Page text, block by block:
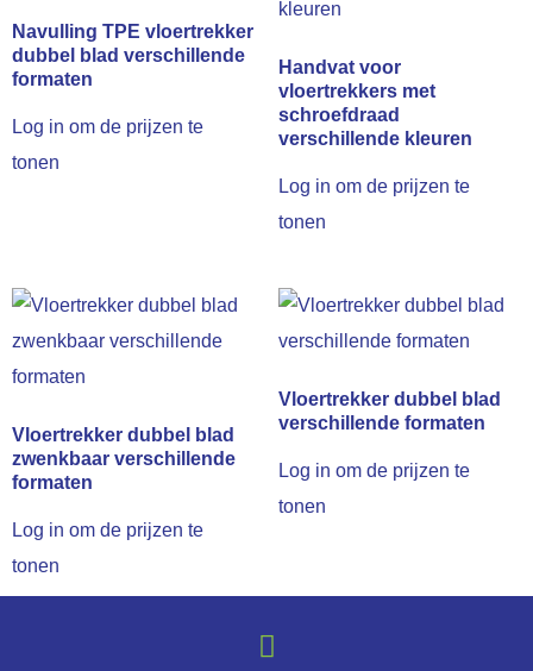
Navulling TPE vloertrekker
dubbel blad verschillende
formaten
Log in om de prijzen te
tonen
Handvat voor
vloertrekkers met
schroefdraad
verschillende kleuren
Log in om de prijzen te
tonen
Vloertrekker dubbel blad
zwenkbaar verschillende
formaten
Log in om de prijzen te
tonen
Vloertrekker dubbel blad
verschillende formaten
Log in om de prijzen te
tonen